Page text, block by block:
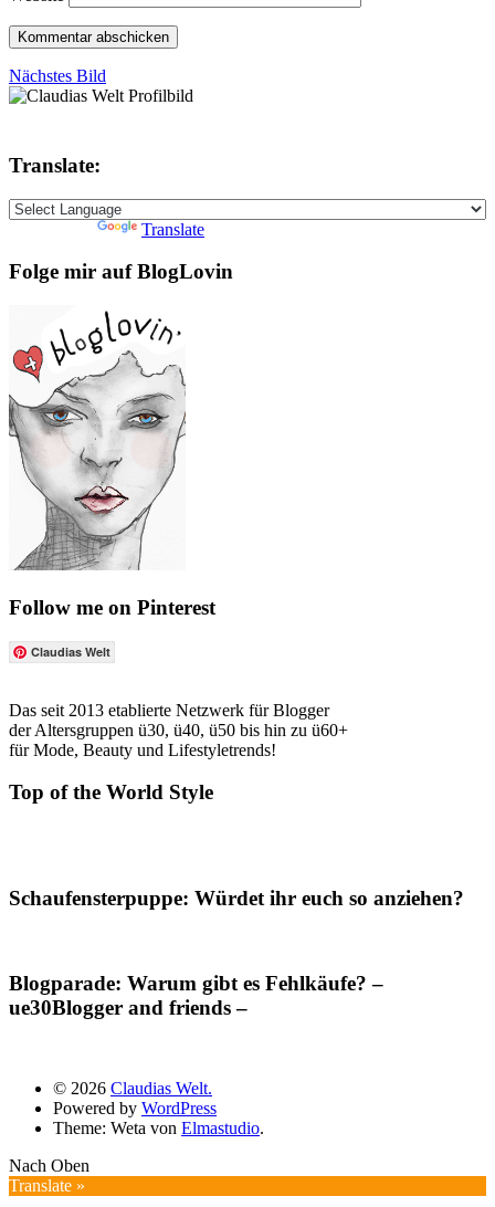
Nächstes Bild
Translate:
Translate
Folge mir auf BlogLovin
Follow me on Pinterest
Claudias Welt
Das seit 2013 etablierte Netzwerk für Blogger
der Altersgruppen ü30, ü40, ü50 bis hin zu ü60+
für Mode, Beauty und Lifestyletrends!
Top of the World Style
Schaufensterpuppe: Würdet ihr euch so anziehen?
Blogparade: Warum gibt es Fehlkäufe? –
ue30Blogger and friends –
© 2026 Claudias Welt.
Powered by WordPress
Theme: Weta von Elmastudio.
Nach Oben
Translate »